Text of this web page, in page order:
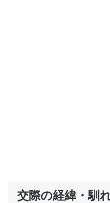
交際の経緯・馴